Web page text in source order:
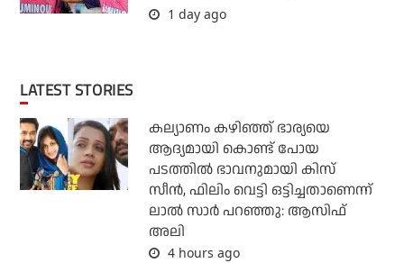
1 day ago
LATEST STORIES
കല്യാണം കഴിഞ്ഞ് ഭാര്യയെ
ആദ്യമായി കൊണ്ട് പോയ
പടത്തില്‍ ഭാവനുമായി കിസ്
സീന്‍, ഫിലിം വെട്ടി ഒട്ടിച്ചതാണെന്ന്
ലാല്‍ സാര്‍ പറഞ്ഞു: ആസിഫ്
അലി
4 hours ago